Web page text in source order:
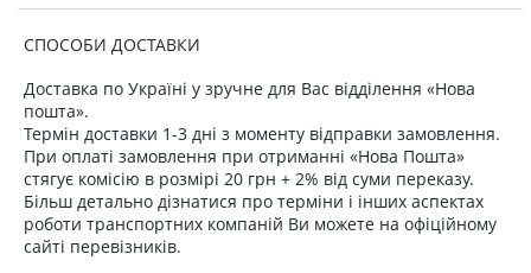
СПОСОБИ ДОСТАВКИ
Доставка по Україні у зручне для Вас відділення «Нова
пошта».
Термін доставки 1-3 дні з моменту відправки замовлення.
При оплаті замовлення при отриманні «Нова Пошта»
стягує комісію в розмірі 20 грн + 2% від суми переказу.
Більш детально дізнатися про терміни і інших аспектах
роботи транспортних компаній Ви можете на офіційному
сайті перевізників.